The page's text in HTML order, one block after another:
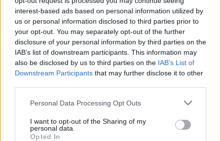
interest-based ads based on personal information utilized by
us or personal information disclosed to third parties prior to
your opt-out. You may separately opt-out of the further
disclosure of your personal information by third parties on the
IAB’s list of downstream participants. This information may
also be disclosed by us to third parties on the IAB’s List of
Downstream Participants that may further disclose it to other
Personal Data Processing Opt Outs
I want to opt-out of the Sharing of my
personal data.
Opted In
Lietuvoje džiūsta eglynai: už
gausiausia per 20 metų
V.